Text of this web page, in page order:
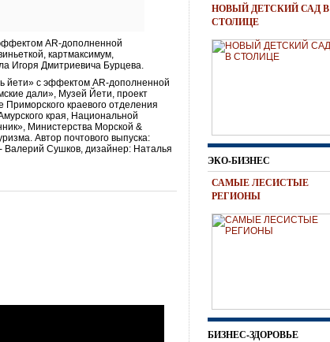
AR-дополненной
картмаксимум,
Игоря Дмитриевича Бурцева.
йети» с эффектом AR-дополненной
дали», Музей Йети, проект
краевого отделения
края, Национальной
Министерства Морской &
Автор почтового выпуска:
Валерий Сушков, дизайнер: Наталья
НОВЫЙ ДЕТСКИЙ САД В
СТОЛИЦЕ
ЭКО-БИЗНЕС
САМЫЕ ЛЕСИСТЫЕ
РЕГИОНЫ
БИЗНЕС-ЗДОРОВЬЕ